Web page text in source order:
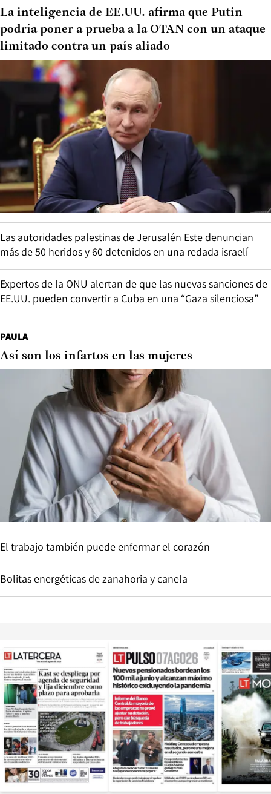
La inteligencia de EE.UU. afirma que Putin
podría poner a prueba a la OTAN con un ataque
limitado contra un país aliado
Las autoridades palestinas de Jerusalén Este denuncian
más de 50 heridos y 60 detenidos en una redada israelí
Expertos de la ONU alertan de que las nuevas sanciones de
EE.UU. pueden convertir a Cuba en una “Gaza silenciosa”
PAULA
Así son los infartos en las mujeres
El trabajo también puede enfermar el corazón
Bolitas energéticas de zanahoria y canela
Opens in new window Opens in